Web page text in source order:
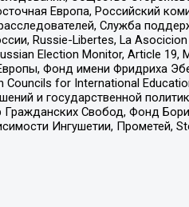
Европа, Российский
Служба
Russie-Libertes, La Asocicion
Election Monitor, Article 19,
Фонд имени Фридриха
for International
и государственной
Свобод, Фонд
Ингушетии, Прометей,